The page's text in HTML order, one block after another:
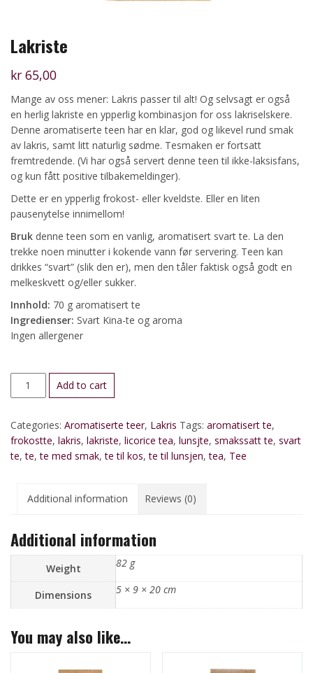
Lakriste
kr 65,00
Mange av oss mener: Lakris passer til alt! Og selvsagt er også
en herlig lakriste en ypperlig kombinasjon for oss lakriselskere.
Denne aromatiserte teen har en klar, god og likevel rund smak
av lakris, samt litt naturlig sødme. Tesmaken er fortsatt
fremtredende. (Vi har også servert denne teen til ikke-laksisfans,
og kun fått positive tilbakemeldinger).
Dette er en ypperlig frokost- eller kveldste. Eller en liten
pausenytelse innimellom!
Bruk denne teen som en vanlig, aromatisert svart te. La den
trekke noen minutter i kokende vann før servering. Teen kan
drikkes “svart” (slik den er), men den tåler faktisk også godt en
melkeskvett og/eller sukker.
Innhold: 70 g aromatisert te
Ingredienser: Svart Kina-te og aroma
Ingen allergener
Lakriste
quantity
Add to cart
Categories: Aromatiserte teer, Lakris Tags: aromatisert te,
frokostte, lakris, lakriste, licorice tea, lunsjte, smakssatt te, svart
te,te,te med smak,te til kos,te til lunsjen,tea, Tee
Additional information Reviews (0)
Additional information
Weight 82 g
Dimensions 5 × 9 × 20 cm
You may also like…